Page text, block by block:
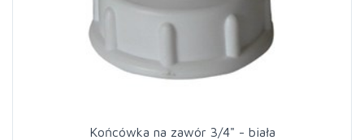
Końcówka na zawór 3/4" - biała